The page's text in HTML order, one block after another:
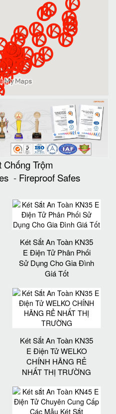
Chống Trộm
- Fireproof Safes
Két Sắt An Toàn KN35
E Điện Tử Phân Phối
Sử Dụng Cho Gia Đình
Giá Tốt
Két Sắt An Toàn KN35
E Điện Tử WELKO
CHÍNH HÃNG RẺ
NHẤT THỊ TRƯỜNG